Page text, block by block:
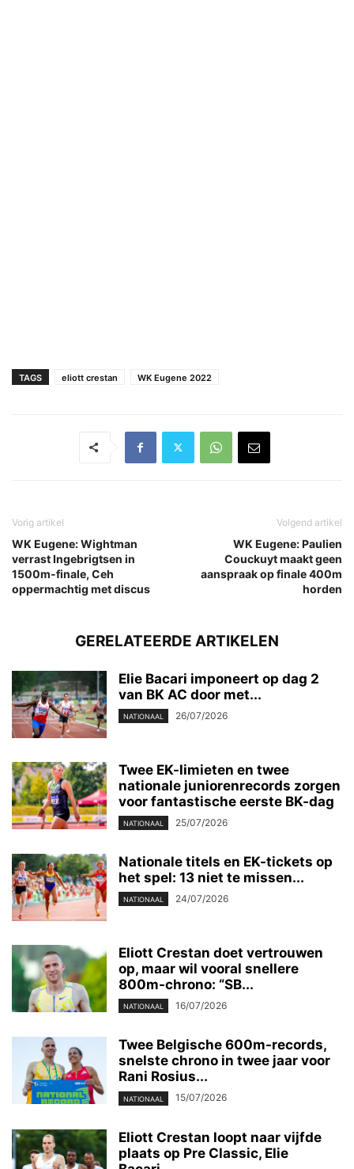
TAGS eliott crestan WK Eugene 2022
Vorig artikel
WK Eugene: Wightman
verrast Ingebrigtsen in
1500m-finale, Ceh
oppermachtig met discus
Volgend artikel
WK Eugene: Paulien
Couckuyt maakt geen
aanspraak op finale 400m
horden
GERELATEERDE ARTIKELEN
Elie Bacari imponeert op dag 2
van BK AC door met...
NATIONAAL 26/07/2026
Twee EK-limieten en twee
nationale juniorenrecords zorgen
voor fantastische eerste BK-dag
NATIONAAL 25/07/2026
Nationale titels en EK-tickets op
het spel: 13 niet te missen...
NATIONAAL 24/07/2026
Eliott Crestan doet vertrouwen
op, maar wil vooral snellere
800m-chrono: “SB...
NATIONAAL 16/07/2026
Twee Belgische 600m-records,
snelste chrono in twee jaar voor
Rani Rosius...
NATIONAAL 15/07/2026
Eliott Crestan loopt naar vijfde
plaats op Pre Classic, Elie